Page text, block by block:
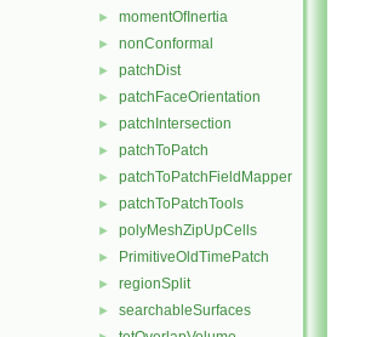
► momentOfInertia
► nonConformal
► patchDist
► patchFaceOrientation
► patchIntersection
► patchToPatch
► patchToPatchFieldMapper
► patchToPatchTools
► polyMeshZipUpCells
► PrimitiveOldTimePatch
► regionSplit
► searchableSurfaces